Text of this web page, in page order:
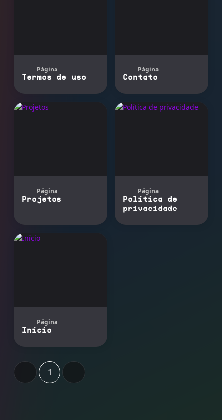
Página
Termos de uso
Página
Contato
Página
Projetos
Página
Política de
privacidade
Página
Início
1